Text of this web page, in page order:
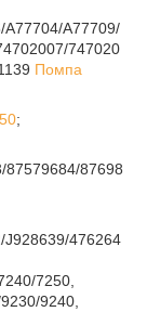
A77709/
747020
Помпа
;
87579684/87698
J928639/476264
7250,
9240,